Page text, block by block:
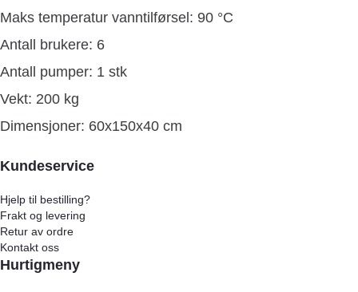
Maks temperatur vanntilførsel: 90 °C
Antall brukere: 6
Antall pumper: 1 stk
Vekt: 200 kg
Dimensjoner: 60x150x40 cm
Kundeservice
Hjelp til bestilling?
Frakt og levering
Retur av ordre
Kontakt oss
Hurtigmeny